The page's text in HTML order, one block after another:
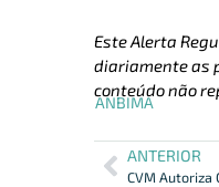
Este Alerta
diariamente as
conteúdo não
ANBIMA
ANTERIOR
CVM Autoriza